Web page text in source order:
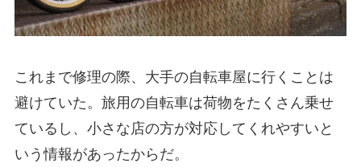
これまで修理の際、大手の自転車屋に行くことは
避けていた。旅用の自転車は荷物をたくさん乗せ
ているし、小さな店の方が対応してくれやすいと
いう情報があったからだ。